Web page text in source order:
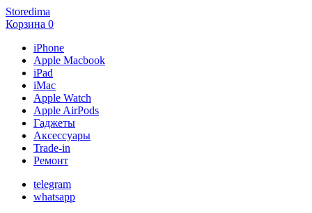
Storedima
Корзина 0
iPhone
Apple Macbook
iPad
iMac
Apple Watch
Apple AirPods
Гаджеты
Аксессуары
Trade-in
Ремонт
telegram
whatsapp